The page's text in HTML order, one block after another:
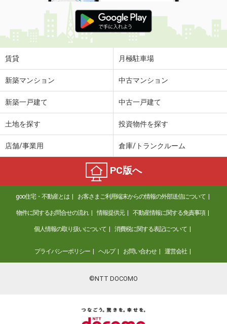
賃貸 月極駐車場
新築マンション 中古マンション
新築一戸建て 中古一戸建て
土地を探す 投資物件を探す
店舗/事業用 倉庫/トランクルーム
PC版へ
goo住宅・不動産とは お客さまご利用端末からの情報の外部送信について
物件に関するお問合せの流れ 情報提供元 不動産情報に関する免責事項
個人情報の取り扱いについて 消費税に関する表記について
プライバシーポリシー ヘルプ お問い合わせ 運営会社
©NTT DOCOMO